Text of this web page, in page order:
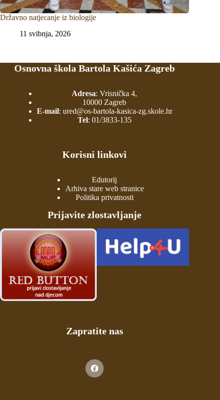
Državno natjecanje iz biologije
11 svibnja, 2026
Osnovna škola Bartola Kašića Zagreb
Adresa: Vrisnička 4,
10000 Zagreb
E-mail: ured@os-bartola-kasica-zg.skole.hr
Tel: 01/3833-135
Korisni linkovi
Edutorij
Arhiva stare web stranice
Politika privatnosti
Prijavite zlostavljanje
Zapratite nas